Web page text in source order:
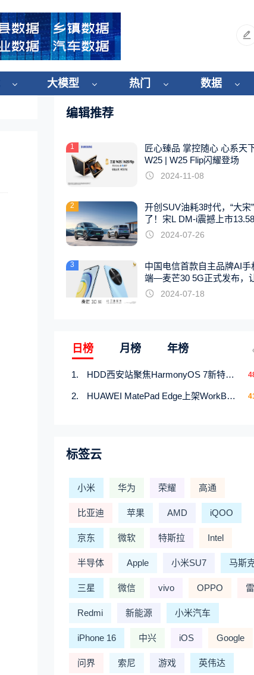
大模型 热门 数据
编辑推荐
1
匠心臻品 掌控随心 心系天
W25 | W25 Flip闪耀登场
2024-11-08
2
开创SUV油耗3时代，“大宋
了！宋L DM-i震撼上市
起
2024-07-26
3
中国电信首款自主品牌AI手
端—麦芒30 5G正式发布，
触手可及2024-07-18
日榜 月榜 年榜
HDD西安站聚焦HarmonyOS 7新特性，解锁从互联到智能的应用开发新范式
HUAWEI MatePad Edge上架WorkBuddy鸿蒙PC版，说话就能干活的AI办公搭子
标签云
小米 华为 荣耀 高通
比亚迪 苹果 AMD iQOO
京东 微软 特斯拉 Intel
半导体 Apple 小米SU7 马斯
三星 微信 vivo OPPO
Redmi 新能源 小米汽车
iPhone 16 中兴 iOS Google
问界 索尼 游戏 英伟达